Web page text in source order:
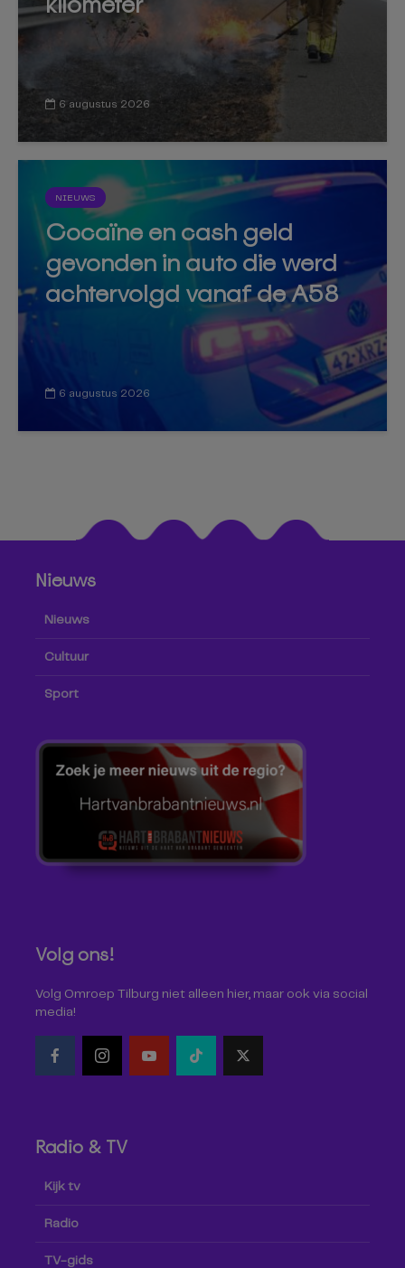
6 augustus 2026
NIEUWS
Cocaïne en cash geld
gevonden in auto die werd
achtervolgd vanaf de A58
6 augustus 2026
Nieuws
Nieuws
Cultuur
Sport
Volg ons!
Volg Omroep Tilburg niet alleen hier, maar ook via social
media!
Radio & TV
Kijk tv
Radio
TV-gids